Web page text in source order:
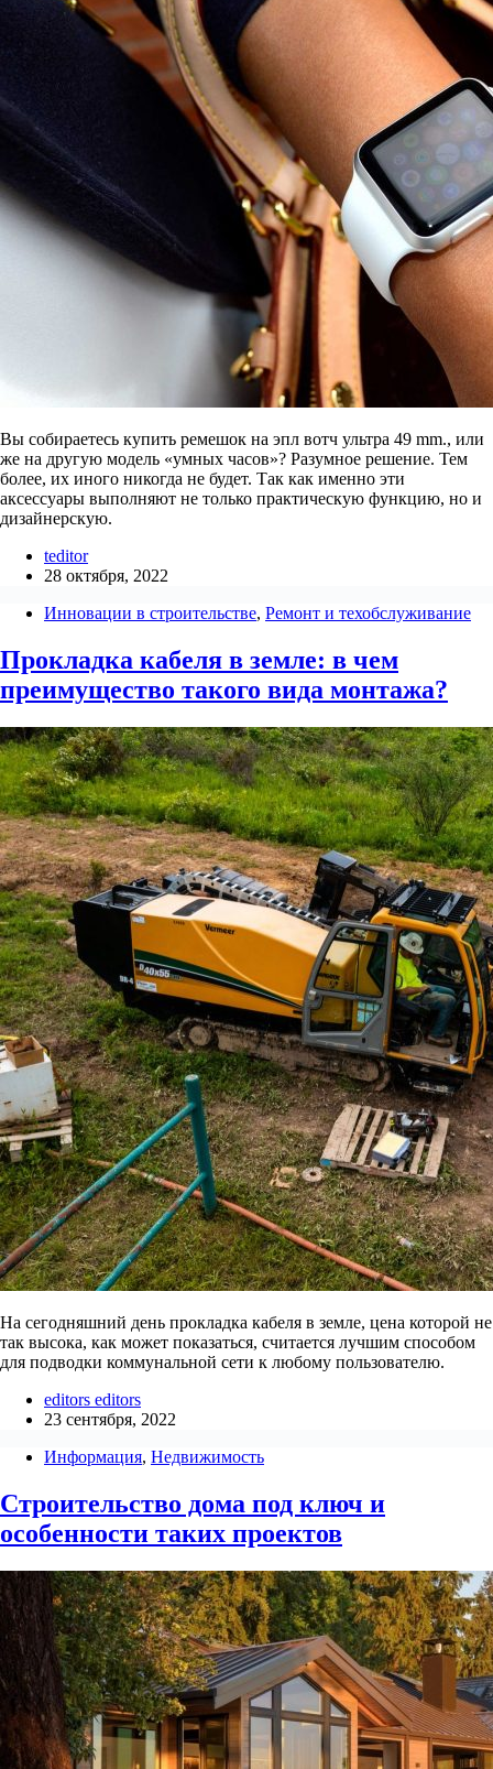
Вы собираетесь купить ремешок на эпл вотч ультра 49 mm., или
же на другую модель «умных часов»? Разумное решение. Тем
более, их иного никогда не будет. Так как именно эти
аксессуары выполняют не только практическую функцию, но и
дизайнерскую.
teditor
28 октября, 2022
Инновации в строительстве, Ремонт и техобслуживание
Прокладка кабеля в земле: в чем
преимущество такого вида монтажа?
На сегодняшний день прокладка кабеля в земле, цена которой не
так высока, как может показаться, считается лучшим способом
для подводки коммунальной сети к любому пользователю.
editors editors
23 сентября, 2022
Информация, Недвижимость
Строительство дома под ключ и
особенности таких проектов